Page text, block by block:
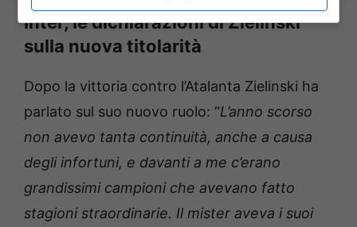
Inter, le dichiarazioni di Zielinski
sulla nuova titolarità
Dopo la vittoria contro l’Atalanta Zielinski ha
parlato sul suo nuovo ruolo: “L’anno scorso
non avevo tanta continuità, anche a causa
degli infortuni, e davanti a me c’erano
grandissimi campioni che avevano fatto
stagioni straordinarie. Il mister aveva i suoi